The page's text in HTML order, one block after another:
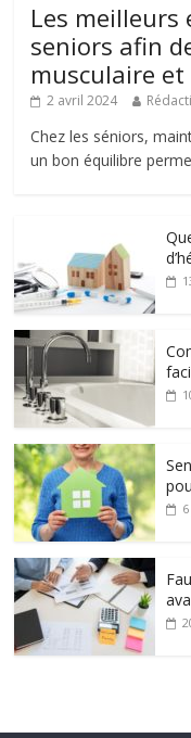
Les meilleurs
seniors afin
musculaire et
2 avril 2024
Chez les séniors,
un bon équilibre